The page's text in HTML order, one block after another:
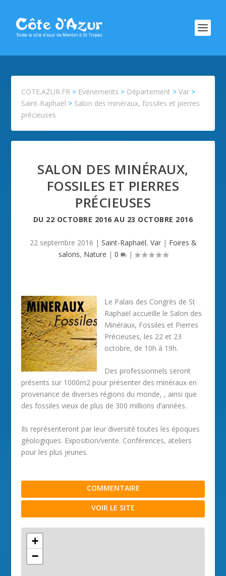
COTE.AZUR.FR > Evénements > Département >Var >
Saint-Raphaël > Salon des minéraux, fossiles et pierres
précieuses
SALON DES MINÉRAUX,
FOSSILES ET PIERRES
PRÉCIEUSES
DU 22 OCTOBRE 2016 AU 23 OCTOBRE 2016
22 septembre 2016 | Saint-Raphaël, Var| Foires &
salons, Nature | 0 |
Le Palais des Congrès de St
Raphaël accueille le Salon des
Minéraux, Fossiles et Pierres
Précieuses, les 22 et 23
octobre, de 10h à 19h.
Des professionnels seront
présents sur 1000m2 pour présenter des minéraux en
provenance de diverses régions du monde, , ainsi que
des fossiles vieux de plus de 300 millions d’années.
Ils représenteront par leur diversité toutes les époques
géologiques. Exposition/vente. Conférences, ateliers
pour les plus jeunes.
COMMENTAIRE
VOIR LE SITE
+
−